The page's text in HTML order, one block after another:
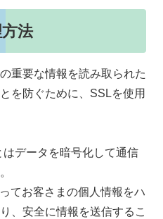
法
重要な情報を読み取られた
を防ぐために、SSLを使用
データを暗号化して通信
てお客さまの個人情報をハ
、安全に情報を送信するこ